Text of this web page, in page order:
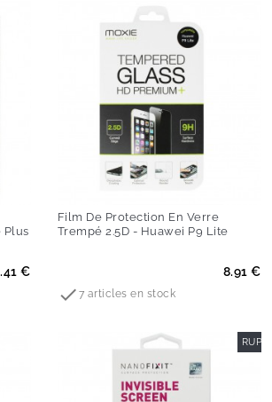
Plus
€
Film De Protection En Verre
Trempé 2.5D - Huawei P9 Lite
8.91 €
 7 articles en stock